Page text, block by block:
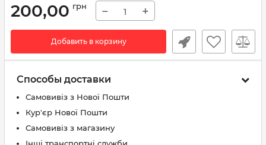
200,00 грн − +
Добавить в корзину
Способы доставки
Самовивіз з Нової Пошти
Кур'єр Нової Пошти
Самовивіз з магазину